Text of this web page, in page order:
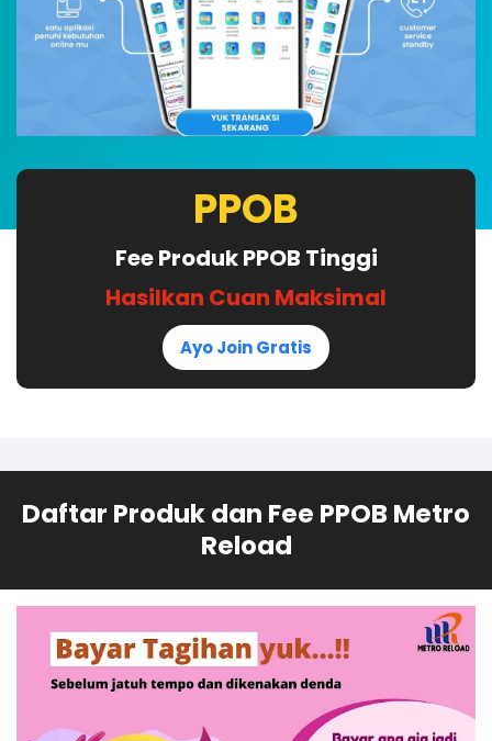
PPOB
Fee Produk PPOB Tinggi
Hasilkan Cuan Maksimal
Ayo Join Gratis
Daftar Produk dan Fee PPOB Metro
Reload